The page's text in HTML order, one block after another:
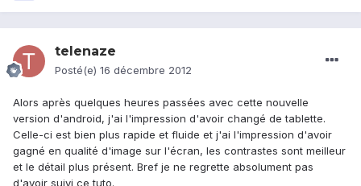
telenaze
Posté(e) 16 décembre 2012
Alors après quelques heures passées avec cette nouvelle
version d'android, j'ai l'impression d'avoir changé de tablette.
Celle-ci est bien plus rapide et fluide et j'ai l'impression d'avoir
gagné en qualité d'image sur l'écran, les contrastes sont meilleur
et le détail plus présent. Bref je ne regrette absolument pas
d'avoir suivi ce tuto.